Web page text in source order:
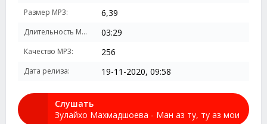
Размер MP3: 6,39
Длительность MP3: 03:29
Качество MP3: 256
Дата релиза: 19-11-2020, 09:58
Слушать
Зулайхо Махмадшоева - Ман аз ту, ту аз мои